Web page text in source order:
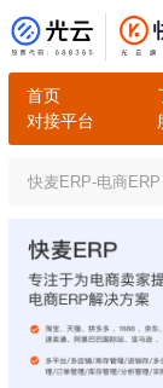
首页
对接平台
快麦ERP-电商ERP